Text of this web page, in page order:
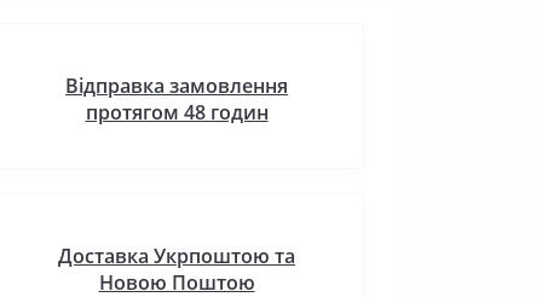
Відправка замовлення
протягом 48 годин
Доставка Укрпоштою та
Новою Поштою